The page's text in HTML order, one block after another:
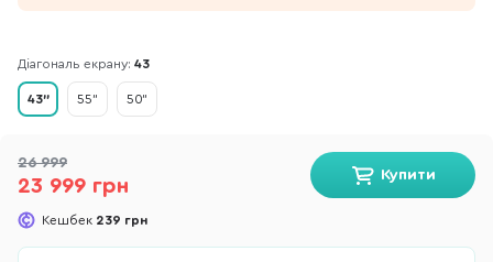
Діагональ екрану: 43
43" 55" 50"
26 999
23 999 грн
Кешбек 239 грн
Купити